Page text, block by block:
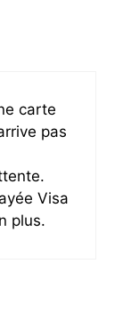
carte
pas
Visa
plus.